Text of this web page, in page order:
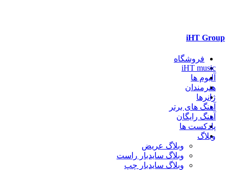
iHT Group
فروشگاه
iHT music
آلبوم ها
هنرمندان
ژانرها
آهنگ های برتر
آهنگ رایگان
پادکست ها
وبلاگ
وبلاگ عریض
وبلاگ سایدبار راست
وبلاگ سایدبار چپ